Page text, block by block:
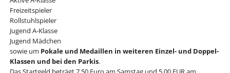
Freizeitspieler
Rollstuhlspieler
Jugend A-Klasse
Jugend Mädchen
sowie um Pokale und Medaillen in weiteren Einzel- und Doppel-
Klassen und bei den Parkis.